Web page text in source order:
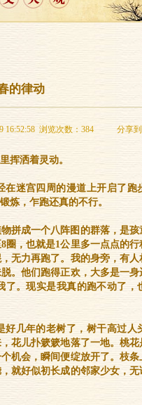
的律动
16:52:58 浏览次数：384 分享到
挥洒着灵动。
迷宫四周的漫道上开启了跑
炼，乍跑还真的不行。
拼成一个八阵图的群落，是
圈，也就是1公里多一点点的
无力再跑了。我的身旁，有
。他们跑得正欢，大多是一
。现实是我真的跑不动了，
几年的老树了，树干高过人
花儿扑簌簌地落了一地。桃
机会，瞬间便绽放开了。枝
就好似初长成的邻家少女，